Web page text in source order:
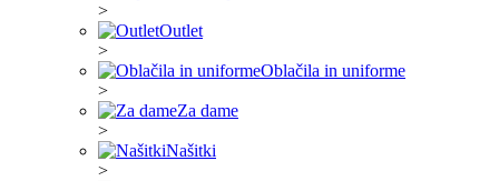
>
Outlet
>
Oblačila in uniforme
>
Za dame
>
Našitki
>